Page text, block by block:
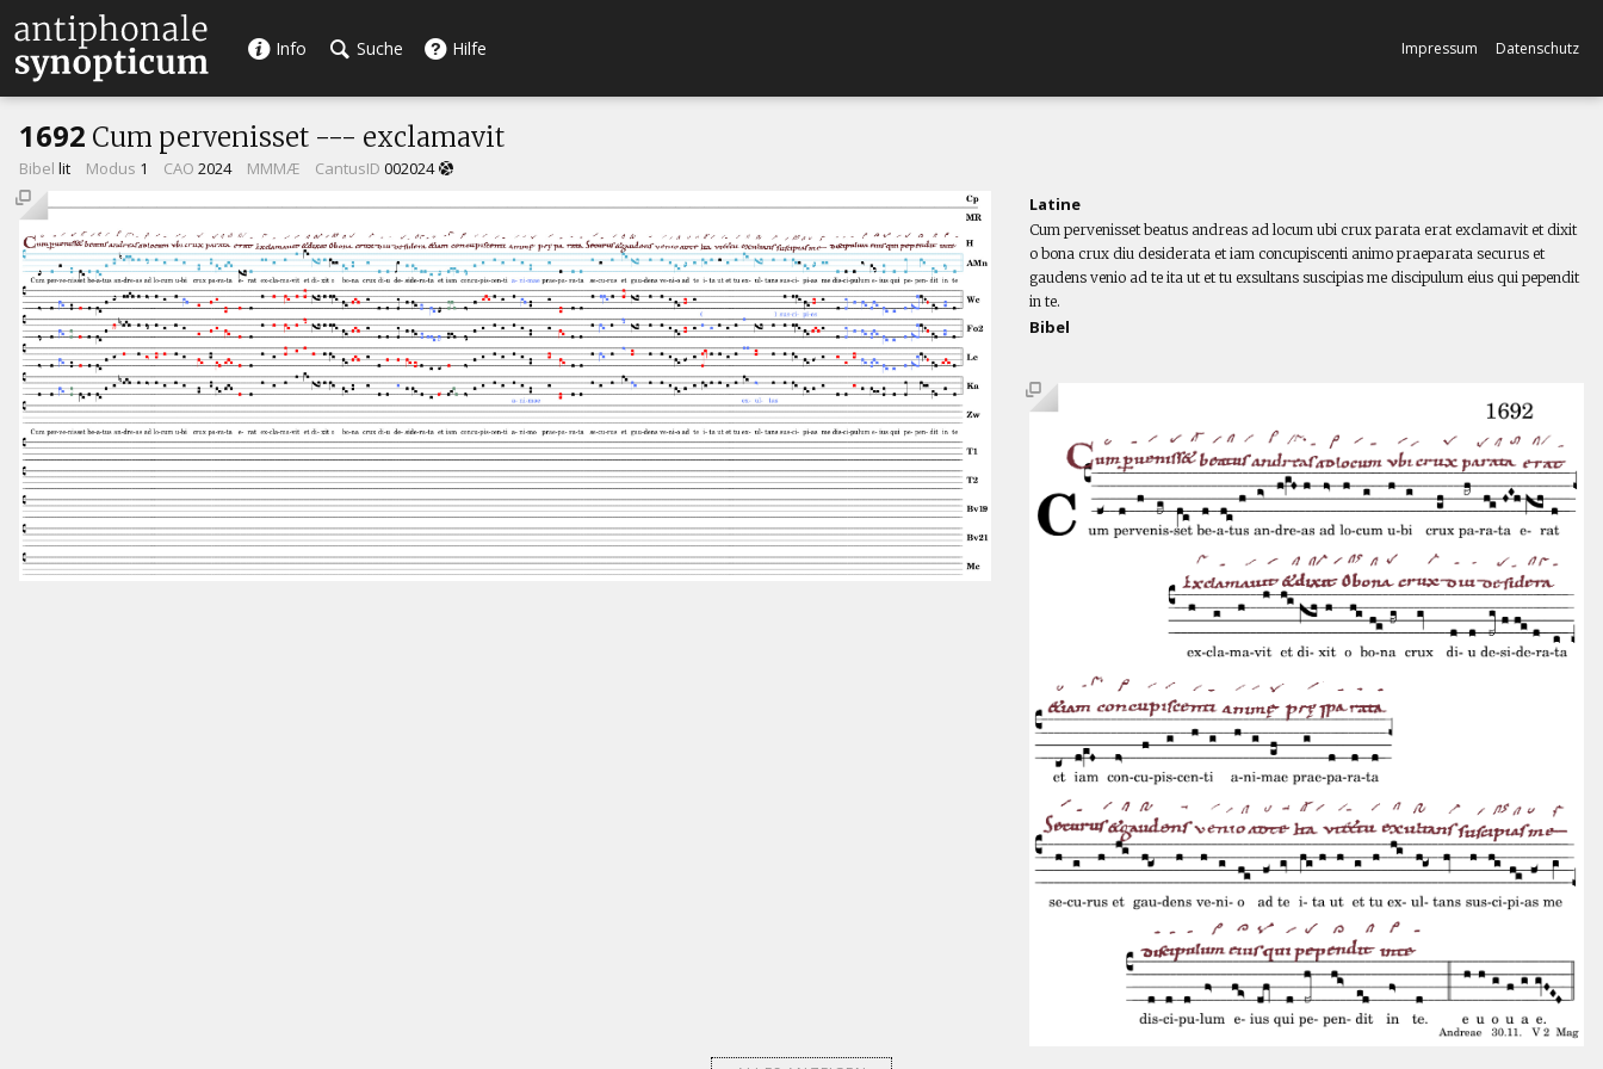
Info Suche Hilfe Impressum Datenschutz
1692 Cum pervenisset --- exclamavit
Bibel lit Modus 1 CAO 2024 MMMÆ CantusID 002024
Latine
Cum pervenisset beatus andreas ad locum ubi crux parata erat exclamavit et dixit
o bona crux diu desiderata et iam concupiscenti animo praeparata securus et
gaudens venio ad te ita ut et tu exsultans suscipias me discipulum eius qui pependit
in te.
Bibel